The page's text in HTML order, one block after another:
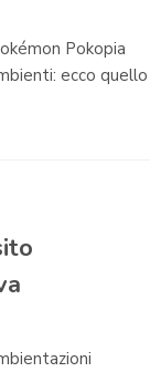
Pokopia
ecco quello